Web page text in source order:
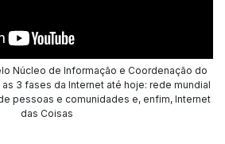
Núcleo de Informação e Coordenação do
3 fases da Internet até hoje: rede mundial
pessoas e comunidades e, enfim, Internet
das Coisas